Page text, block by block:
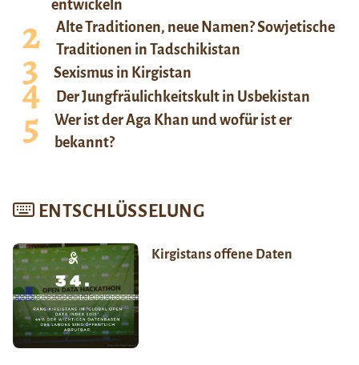
entwickeln
Alte Traditionen, neue Namen? Sowjetische
Traditionen in Tadschikistan
Sexismus in Kirgistan
Der Jungfräulichkeitskult in Usbekistan
Wer ist der Aga Khan und wofür ist er
bekannt?
ENTSCHLÜSSELUNG
Kirgistans offene Daten